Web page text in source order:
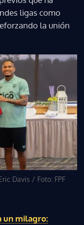
ligas como
la unión
Davis / Foto: FPF
un milagro: